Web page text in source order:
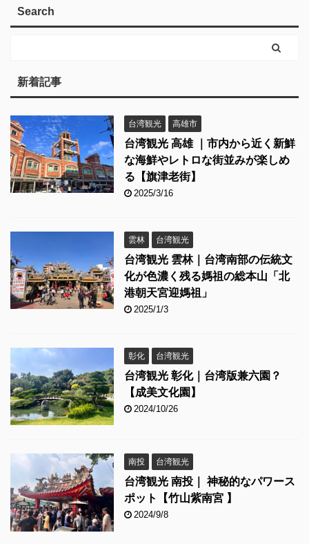
Search
新着記事
台湾観光 高雄市
台湾観光 高雄 ｜市内から近く新鮮
な海鮮やレトロな街並みが楽しめ
る【旗津老街】
2025/3/16
雲林 台湾観光
台湾観光 雲林｜台湾南部の伝統文
化が色濃く残る媽祖の総本山「北
港朝天宮迎媽祖」
2025/1/3
彰化 台湾観光
台湾観光 彰化｜台湾版兼六園？
【成美文化園】
2024/10/26
南投 台湾観光
台湾観光 南投｜ 神秘的なパワース
ポット【竹山紫南宮 】
2024/9/8